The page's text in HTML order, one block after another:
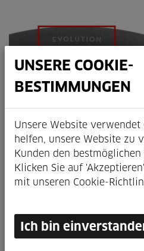
UNSERE COOKIE-
BESTIMMUNGEN
Unsere Website verwendet
helfen, unsere Website zu
Kunden den
Klicken Sie auf
mit unseren Cookie-
Ich bin